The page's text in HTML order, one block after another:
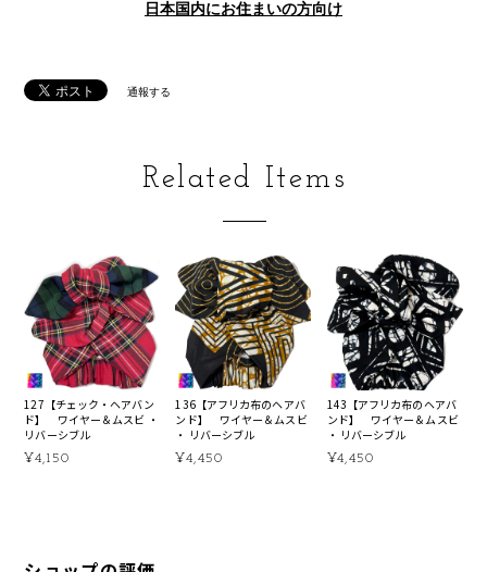
日本国内にお住まいの方向け
通報する
Related Items
127【チェック・ヘアバン
ド】 ワイヤー＆ムスビ ・
リバーシブル
¥4,150
136【アフリカ布のヘアバ
ンド】 ワイヤー＆ムスビ
・ リバーシブル
¥4,450
143【アフリカ布のヘアバ
ンド】 ワイヤー＆ムスビ
・ リバーシブル
¥4,450